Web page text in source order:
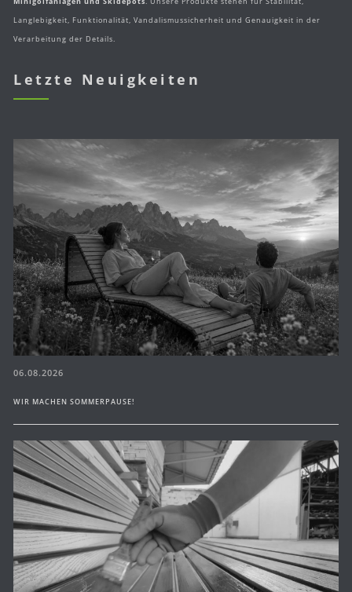
Langlebigkeit, Funktionalität, Vandalismussicherheit und Genauigkeit in der
Verarbeitung der Details.
Letzte Neuigkeiten
06.08.2026
WIR MACHEN SOMMERPAUSE!